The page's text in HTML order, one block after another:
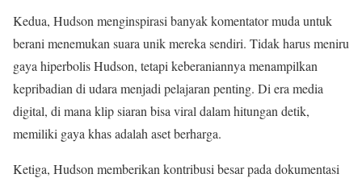
Kedua, Hudson menginspirasi banyak komentator muda untuk
berani menemukan suara unik mereka sendiri. Tidak harus meniru
gaya hiperbolis Hudson, tetapi keberaniannya menampilkan
kepribadian di udara menjadi pelajaran penting. Di era media
digital, di mana klip siaran bisa viral dalam hitungan detik,
memiliki gaya khas adalah aset berharga.
Ketiga, Hudson memberikan kontribusi besar pada dokumentasi